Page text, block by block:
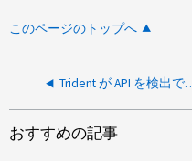
このページのトップへ
Trident が API を検出できませ
おすすめの記事